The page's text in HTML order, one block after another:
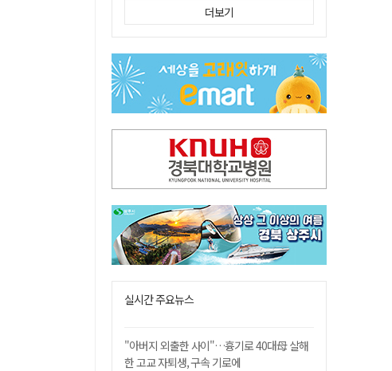
"경로당 통장에 비밀번호가 적혀 있다"…전국 돌며 경로당 13곳 턴 30대 구속
예안향교 대성전, '국가지정 보물로 지정'
휠체어 환자 발로 밀어 숨지게 한 70대 간병인…2심도 집행유예
박권현 청도군수, 국무총리에 "청도 물 공급 최대 3만t 늘려달라"
더보기
실시간 주요뉴스
"아버지 외출한 사이"…흉기로 40대母 살해
한 고교 자퇴생, 구속 기로에